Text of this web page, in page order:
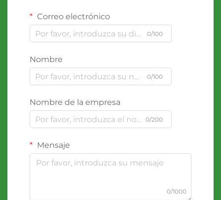
Correo electrónico
0/100
Nombre
0/100
Nombre de la empresa
0/200
Mensaje
0/1000